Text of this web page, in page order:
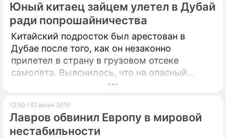
область.
Юный китаец зайцем улетел в Дубай
ради попрошайничества
Китайский подросток был арестован в
Дубае после того, как он незаконно
прилетел в страну в грузовом отсеке
самолета. Выяснилось, что на опасный
поступок юношу толкнула мечта разбогатеть
12:50 / 01 июня 2016
Лавров обвинил Европу в мировой
нестабильности